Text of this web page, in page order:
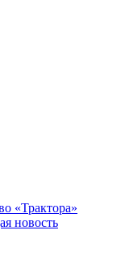
«Трактора»
новость